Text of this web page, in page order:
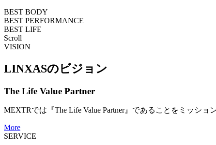
BEST BODY
BEST PERFORMANCE
BEST LIFE
Scroll
VISION
LINXASのビジョン
The Life Value Partner
MEXTRでは『The Life Value Partner』であることをミッシ
More
SERVICE